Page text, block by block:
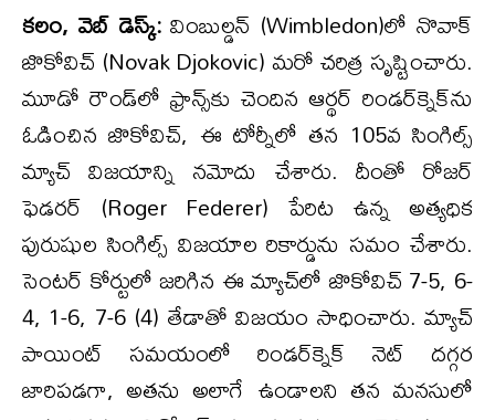
క‌లం, వెబ్ డెస్క్‌:వింబుల్డన్‌ (Wimbledon)లో నొవాక్
జొకోవిచ్ (Novak Djokovic) మరో చరిత్ర సృష్టించారు.
మూడో రౌండ్‌లో ఫ్రాన్స్‌కు చెందిన ఆర్థర్ రిండర్‌క్నెక్‌ను
ఓడించిన జొకోవిచ్, ఈ టోర్నీలో తన 105వ సింగిల్స్
మ్యాచ్ విజయాన్ని నమోదు చేశారు. దీంతో రోజర్
ఫెడరర్ (Roger Federer) పేరిట ఉన్న అత్యధిక
పురుషుల సింగిల్స్ విజయాల రికార్డును సమం చేశారు.
సెంటర్ కోర్టులో జరిగిన ఈ మ్యాచ్‌లో జొకోవిచ్ 7-5, 6-
4, 1-6, 7-6 (4) తేడాతో విజయం సాధించారు. మ్యాచ్
పాయింట్ సమయంలో రిండర్‌క్నెక్ నెట్ దగ్గర
జారిపడగా, అతను అలాగే ఉండాలని తన మనసులో